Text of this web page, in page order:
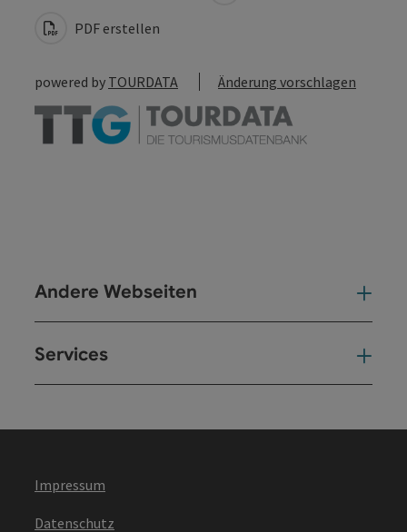
PDF erstellen
powered by TOURDATA Änderung vorschlagen
Andere Webseiten
Services
Impressum
Datenschutz